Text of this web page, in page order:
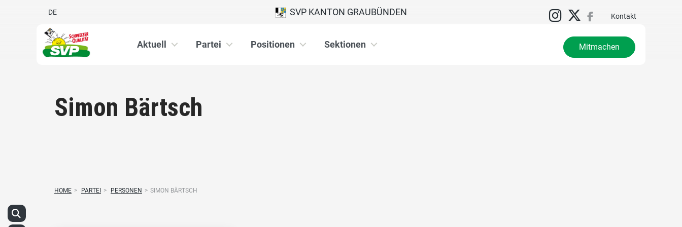
DE Kontakt
SVP KANTON GRAUBÜNDEN
Aktuell Partei Positionen Sektionen Mitmachen
Simon Bärtsch
HOME > PARTEI > PERSONEN > SIMON BÄRTSCH